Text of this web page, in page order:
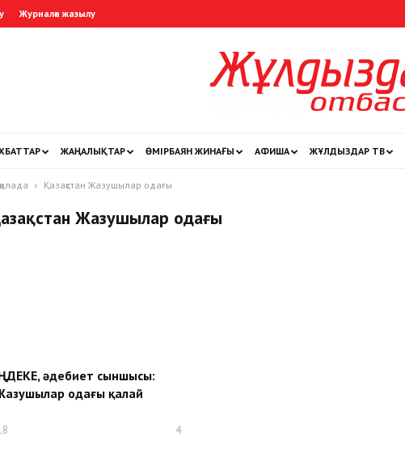
Журналға жазылу
ЖАҢАЛЫҚТАР ӨМІРБАЯН ЖИНАҒЫ АФИША ЖҰЛДЫЗДАР ТВ
Қазақстан Жазушылар одағы
Жазушылар одағы
әдебиет сыншысы:
одағы қалай
4